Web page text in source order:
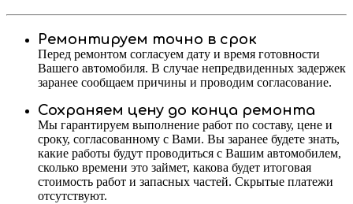
Ремонтируем точно в срок
Перед ремонтом согласуем дату и время готовности
Вашего автомобиля. В случае непредвиденных задержек
заранее сообщаем причины и проводим согласование.
Сохраняем цену до конца ремонта
Мы гарантируем выполнение работ по составу, цене и
сроку, согласованному с Вами. Вы заранее будете знать,
какие работы будут проводиться с Вашим автомобилем,
сколько времени это займет, какова будет итоговая
стоимость работ и запасных частей. Скрытые платежи
отсутствуют.